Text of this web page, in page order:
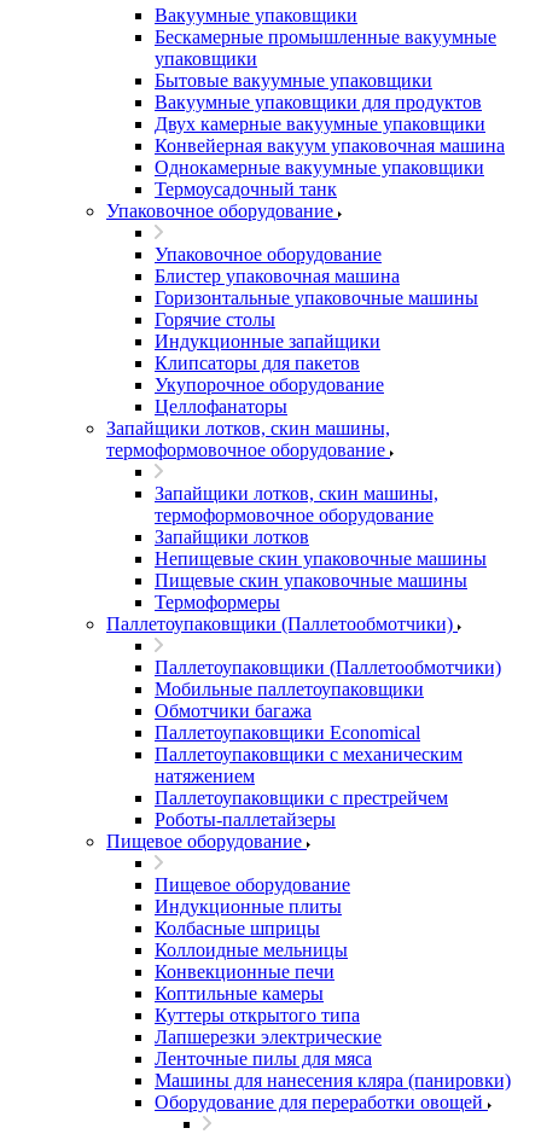
Вакуумные упаковщики
Бескамерные промышленные вакуумные
упаковщики
Бытовые вакуумные упаковщики
Вакуумные упаковщики для продуктов
Двух камерные вакуумные упаковщики
Конвейерная вакуум упаковочная машина
Однокамерные вакуумные упаковщики
Термоусадочный танк
Упаковочное оборудование
Упаковочное оборудование
Блистер упаковочная машина
Горизонтальные упаковочные машины
Горячие столы
Индукционные запайщики
Клипсаторы для пакетов
Укупорочное оборудование
Целлофанаторы
Запайщики лотков, скин машины,
термоформовочное оборудование
Запайщики лотков, скин машины,
термоформовочное оборудование
Запайщики лотков
Непищевые скин упаковочные машины
Пищевые скин упаковочные машины
Термоформеры
Паллетоупаковщики (Паллетообмотчики)
Паллетоупаковщики (Паллетообмотчики)
Мобильные паллетоупаковщики
Обмотчики багажа
Паллетоупаковщики Economical
Паллетоупаковщики с механическим
натяжением
Паллетоупаковщики с престрейчем
Роботы-паллетайзеры
Пищевое оборудование
Пищевое оборудование
Индукционные плиты
Колбасные шприцы
Коллоидные мельницы
Конвекционные печи
Коптильные камеры
Куттеры открытого типа
Лапшерезки электрические
Ленточные пилы для мяса
Машины для нанесения кляра (панировки)
Оборудование для переработки овощей